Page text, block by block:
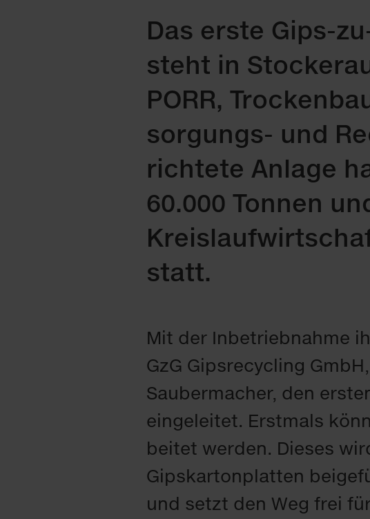
Das ers­te Gips-
steht in
PORR,
sor­gungs- und
rich­te­te An­la­ge
60.000 Ton­nen
statt.
Mit der In­be­trieb­nah­me
GzG Gips­re­cy­cling
Sau­ber­ma­cher, den
ein­ge­lei­tet. Erst­mals
bei­tet wer­den. Die­ses
Gips­kar­ton­plat­ten
und setzt den Weg frei